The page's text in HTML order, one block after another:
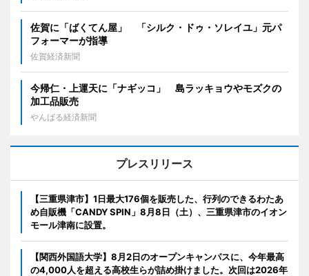
佐賀に「ばくてん屋」 「シルク・ドゥ・ソレイユ」元パ
フォーマーが指導
佐賀経済新聞
今帰仁・上運天に「ナギッコ」 島ラッキョウやモズクの
加工品販売
やんばる経済新聞
プレスリリース
【三重県津市】1日最大176個を販売した、行列のできるわたあ
め自販機「CANDY SPIN」8月8日（土）、三重県津市のイオン
モール津南に設置。
【関西外国語大学】8月2日のオープンキャンパスに、今年最高
の4,000人を超える高校生らが詰め掛けました。次回は2026年